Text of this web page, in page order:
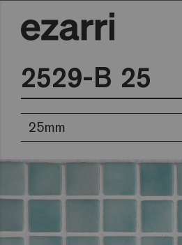
2529-B 25
25mm